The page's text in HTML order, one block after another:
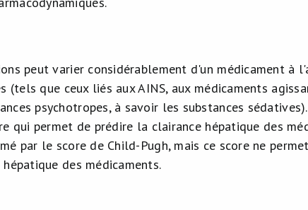
peut varier considérablement d'un médicament à
(tels que ceux liés aux AINS, aux médicaments
psychotropes, à savoir les substances
qui permet de prédire la clairance hépatique des
par le score de Child-Pugh, mais ce score ne
des médicaments.